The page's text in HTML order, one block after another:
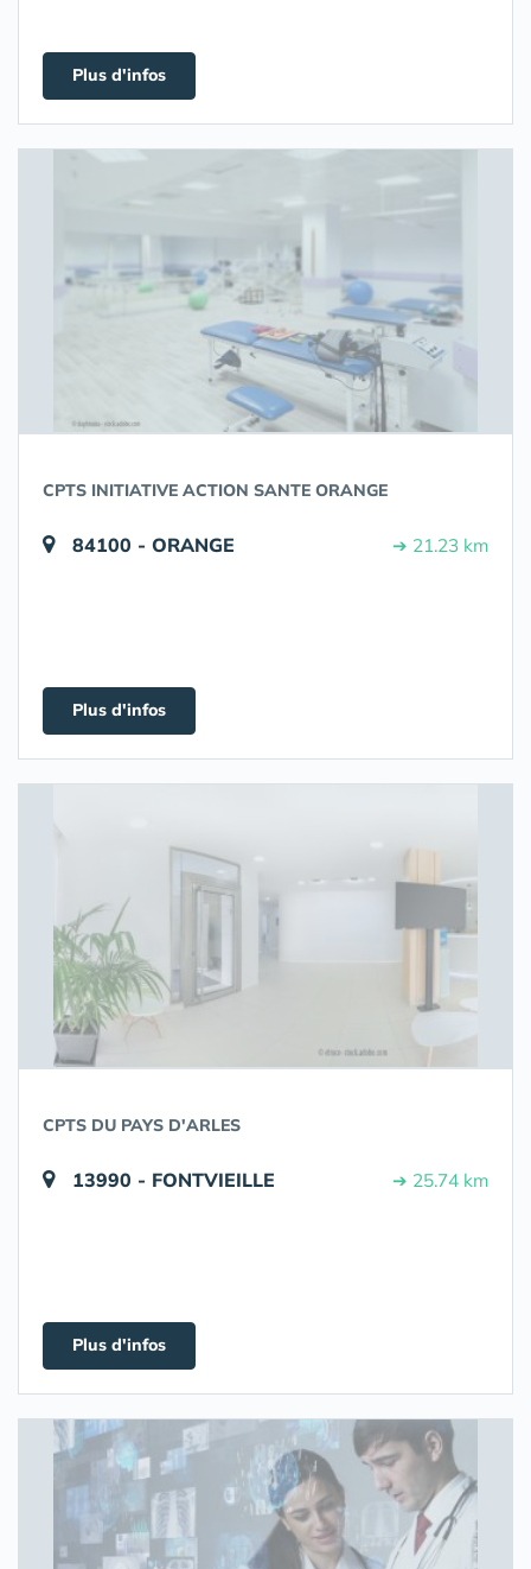
Plus d'infos
CPTS INITIATIVE ACTION SANTE ORANGE
84100 - ORANGE ➔ 21.23 km
Plus d'infos
CPTS DU PAYS D'ARLES
13990 - FONTVIEILLE ➔ 25.74 km
Plus d'infos